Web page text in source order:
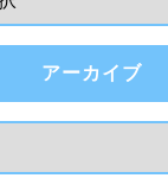
アーカイブ